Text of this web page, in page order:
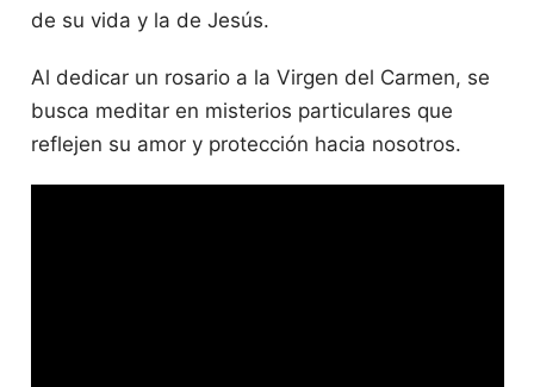
de su vida y la de Jesús.
Al dedicar un rosario a la Virgen del Carmen, se
busca meditar en misterios particulares que
reflejen su amor y protección hacia nosotros.